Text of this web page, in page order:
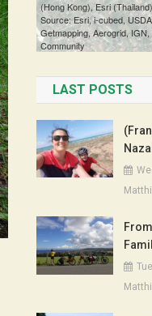
LAST POSTS